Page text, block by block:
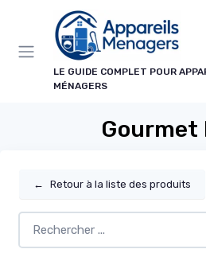
LE GUIDE COMPLET POUR
MÉNAGERS
Gourmet
← Retour à la liste des produits
Panneau de gestion des cookies